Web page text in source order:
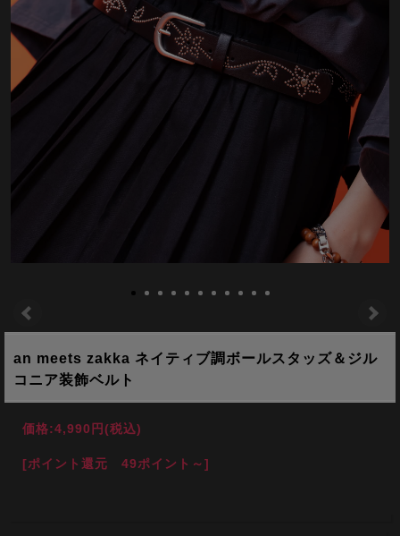
an meets zakka ネイティブ調ボールスタッズ＆ジル
コニア装飾ベルト
価格:4,990円(税込)
[ポイント還元 49ポイント～]